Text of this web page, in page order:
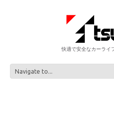
快適で安全なカーライ